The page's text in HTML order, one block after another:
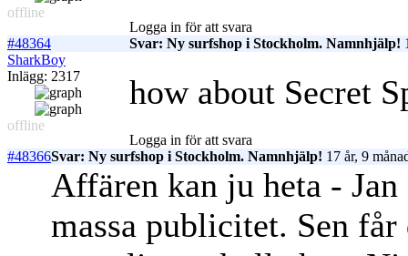
offline
Logga in för att svara
#48364
Svar: Ny surfshop i Stockholm. Namnhjälp!
SharkBoy
Inlägg: 2317
offline
how about Secret
Logga in för att svara
#48366Svar: Ny surfshop i Stockholm. Namnhjälp! 17 år, 9
Affären kan ju heta -
massa publicitet. Sen